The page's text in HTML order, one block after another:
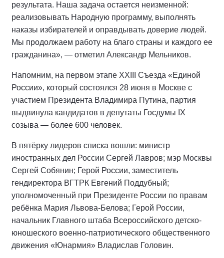
результата. Наша задача остается неизменной:
реализовывать Народную программу, выполнять
наказы избирателей и оправдывать доверие людей.
Мы продолжаем работу на благо страны и каждого ее
гражданина», — отметил Александр Мельников.
Напомним, на первом этапе XXIII Съезда «Единой
России», который состоялся 28 июня в Москве с
участием Президента Владимира Путина, партия
выдвинула кандидатов в депутаты Госдумы IX
созыва — более 600 человек.
В пятёрку лидеров списка вошли: министр
иностранных дел России Сергей Лавров; мэр Москвы
Сергей Собянин; Герой России, заместитель
гендиректора ВГТРК Евгений Поддубный;
уполномоченный при Президенте России по правам
ребёнка Мария Львова-Белова; Герой России,
начальник Главного штаба Всероссийского детско-
юношеского военно-патриотического общественного
движения «Юнармия» Владислав Головин.